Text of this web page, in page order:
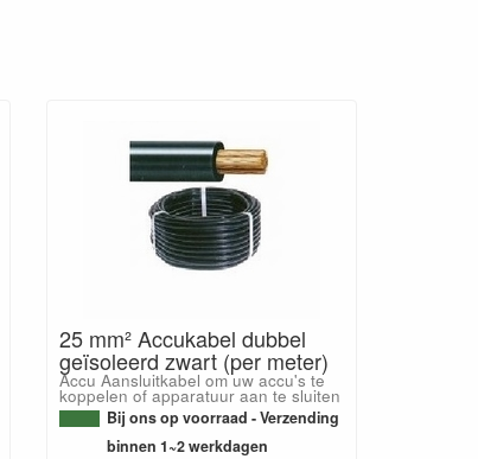
25 mm² Accukabel dubbel
geïsoleerd zwart (per meter)
Accu Aansluitkabel om uw accu's te
koppelen of apparatuur aan te sluiten
Bij ons op voorraad - Verzending
binnen 1~2 werkdagen